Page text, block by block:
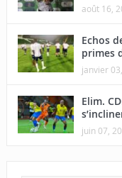
août 16,
Echos
primes
janvier
Elim.
juin 07,